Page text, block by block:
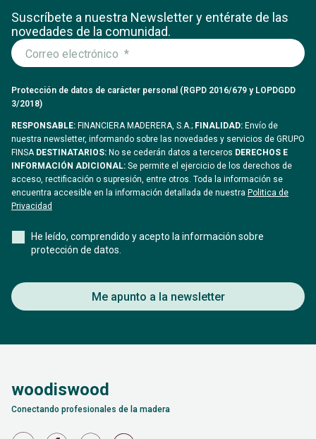
Suscríbete a nuestra Newsletter y entérate de las
novedades de la comunidad.
Protección de datos de carácter personal (RGPD 2016/679 y LOPDGDD
3/2018)
RESPONSABLE: FINANCIERA MADERERA, S.A.; FINALIDAD: Envío de
nuestra newsletter, informando sobre las novedades y servicios de GRUPO
FINSADESTINATARIOS: No se cederán datos a terceros DERECHOS E
INFORMACIÓN ADICIONAL: Se permite el ejercicio de los derechos de
acceso, rectificación o supresión, entre otros. Toda la información se
encuentra accesible en la información detallada de nuestra Politica de
Privacidad
He leído, comprendido y acepto la información sobre
protección de datos.
Me apunto a la newsletter
woodiswood
Conectando profesionales de la madera